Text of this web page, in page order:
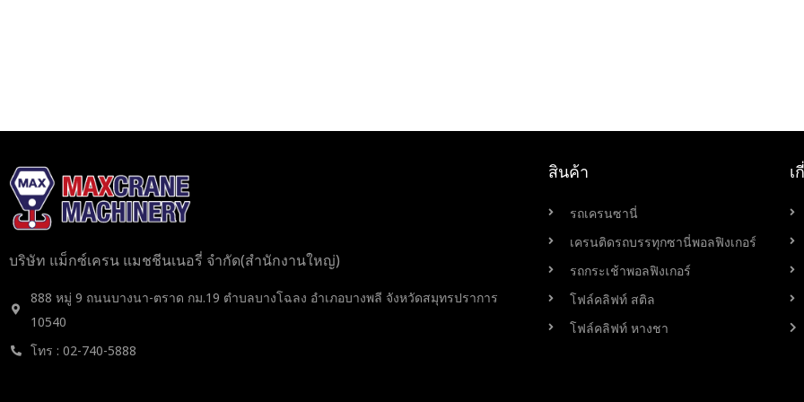
บริษัท แม็กซ์เครน แมชชีนเนอรี่ จำกัด(สำนักงานใหญ่)
888 หมู่ 9 ถนนบางนา-ตราด กม.19 ตำบลบางโฉลง อำเภอบางพลี จังหวัดสมุทรปราการ
10540
โทร : 02-740-5888
สินค้า
รถเครนซานี่
เครนติดรถบรรทุกซานี่พอลฟิงเกอร์
รถกระเช้าพอลฟิงเกอร์
โฟล์คลิฟท์ สติล
โฟล์คลิฟท์ หางชา
เ